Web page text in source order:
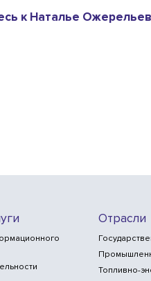
к Наталье
Отрасли
Топливно-